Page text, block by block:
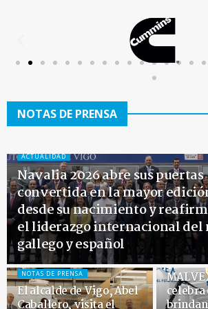
NOTAS DE PRENSA
ACTUALIDAD
Navalia 2026 abre sus puertas
convertida en la mayor
desde su nacimiento y
el liderazgo internacional del
gallego y español
NOTAS DE PRENSA
El alcalde de Vigo, Abel
Caballero, visita el
NOTAS DE
celebra